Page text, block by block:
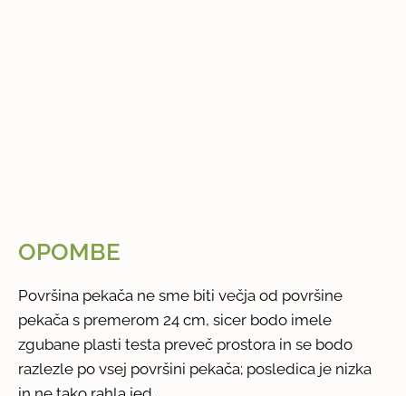
OPOMBE
Površina pekača ne sme biti večja od površine
pekača s premerom 24 cm, sicer bodo imele
zgubane plasti testa preveč prostora in se bodo
razlezle po vsej površini pekača; posledica je nizka